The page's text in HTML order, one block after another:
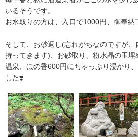
いるそうです。
お水取りの方は、入口で1000円、御奉納
そして、お砂返し(忘れがちなのですが
持ってきます)、お砂取り、粉水晶の玉
温泉、ほの香600円にちゃっぷり浸かり
した❣️